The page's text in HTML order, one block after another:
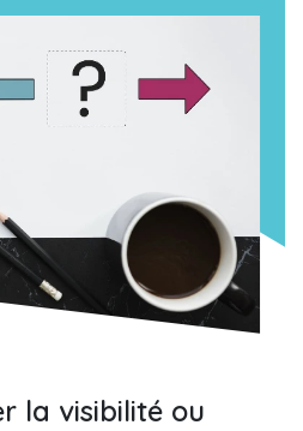
la visibilité ou